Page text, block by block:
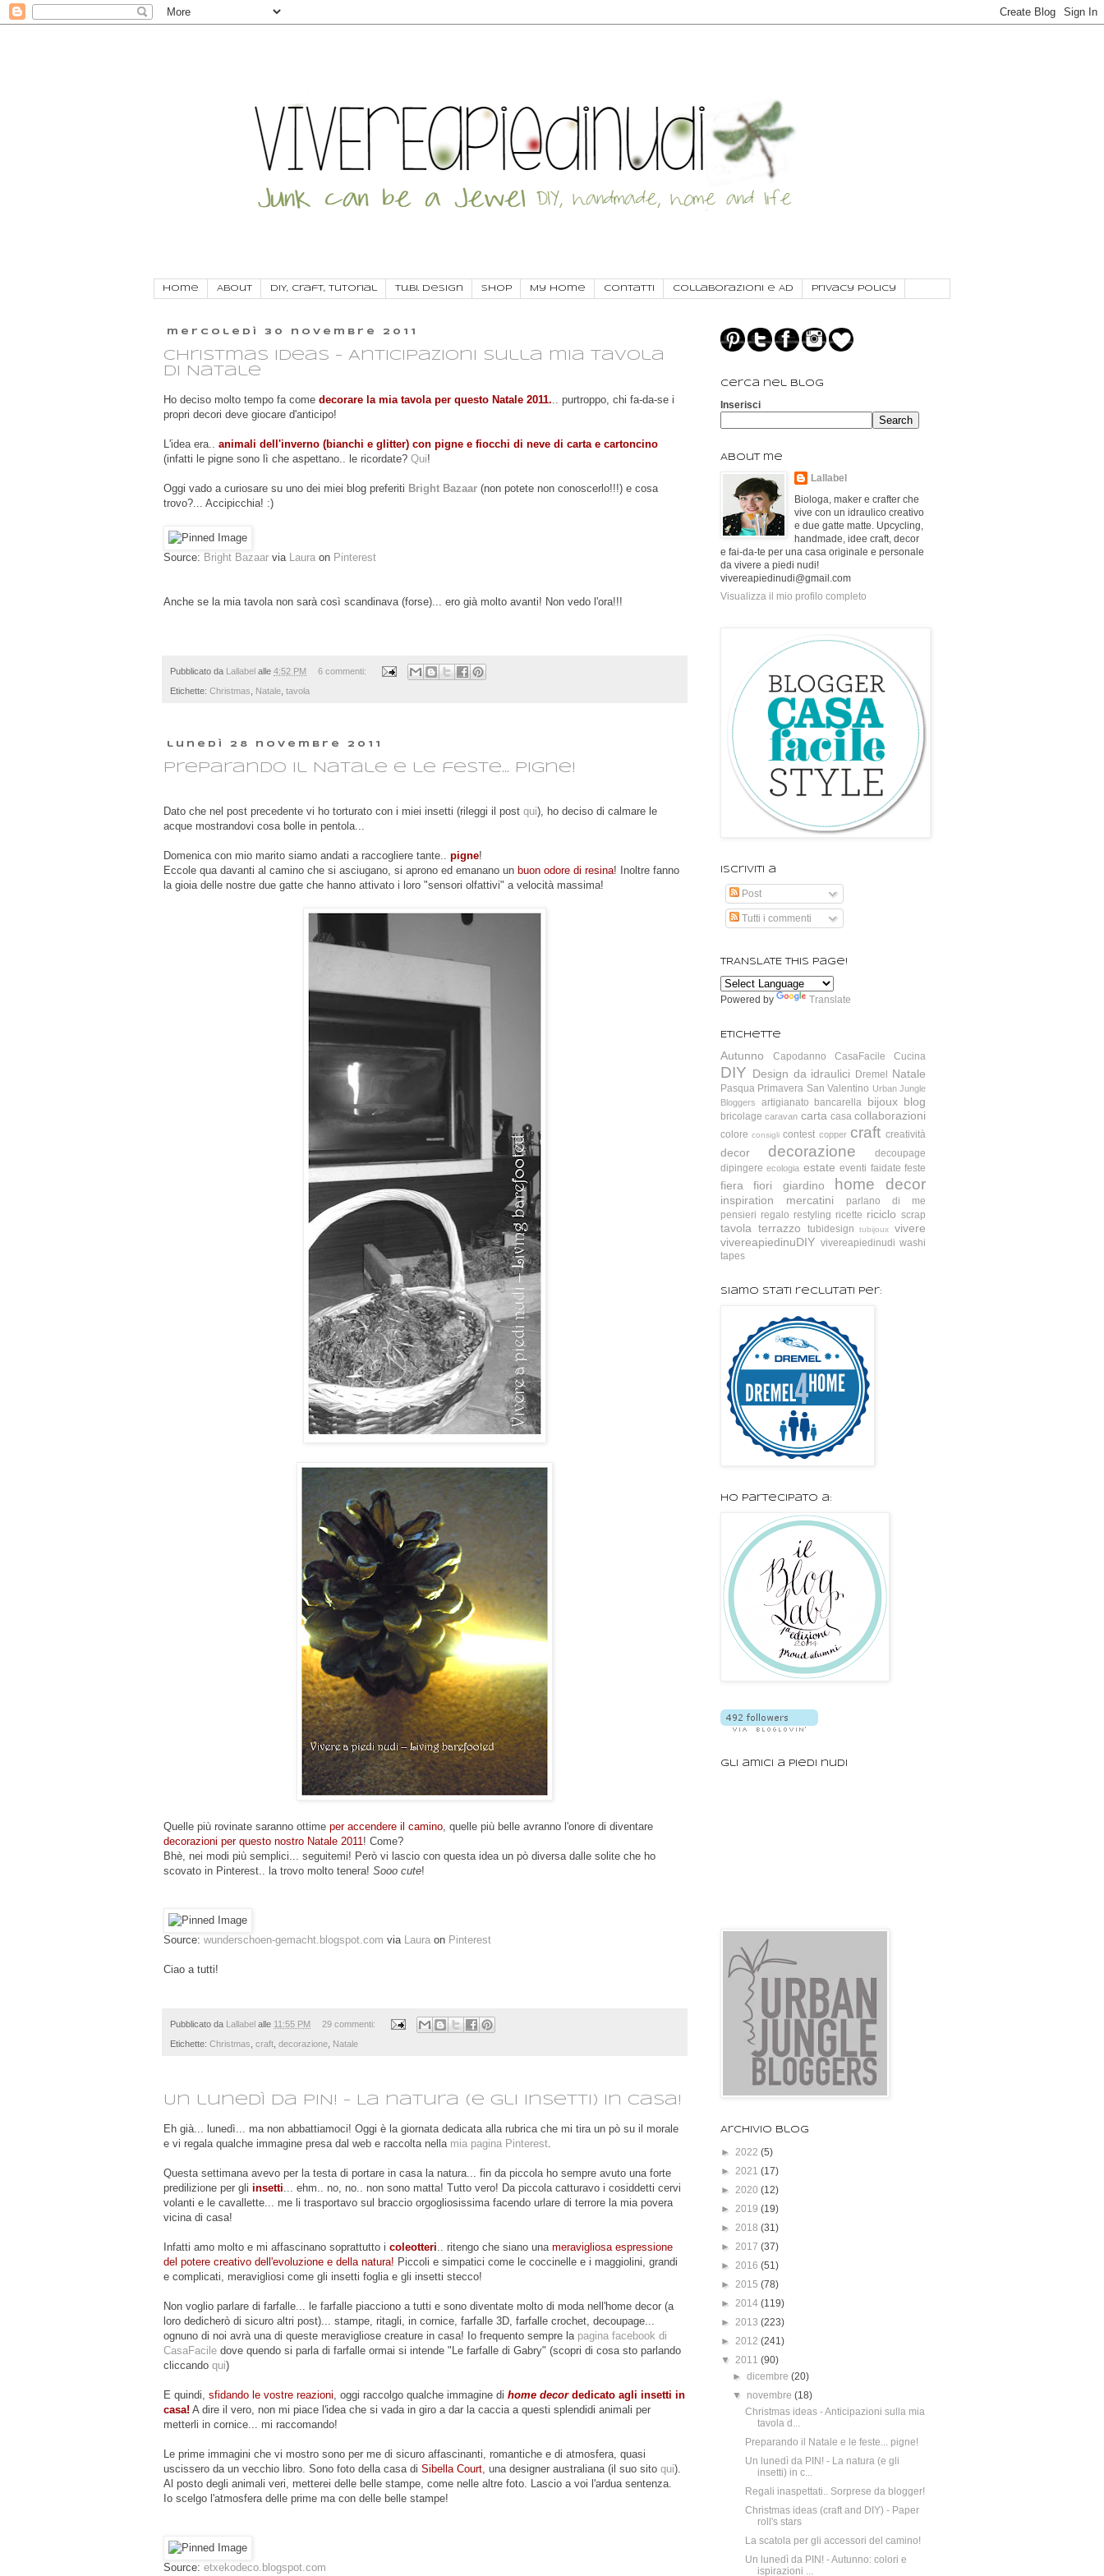
Home About DIY, craft, tutorial Tu.Bi. Design SHOP My Home Contatti Collaborazioni e AD Privacy Policy
mercoledì 30 novembre 2011
Christmas ideas - Anticipazioni sulla mia tavola
di Natale
Ho deciso molto tempo fa come decorare la mia tavola per questo Natale 2011. .. purtroppo, chi fa-da-se i
propri decori deve giocare d'anticipo!
L'idea era.. animali dell'inverno (bianchi e glitter) con pigne e fiocchi di neve di carta e cartoncino
(infatti le pigne sono lì che aspettano.. le ricordate? Qui!
Oggi vado a curiosare su uno dei miei blog preferiti Bright Bazaar (non potete non conoscerlo!!!) e cosa
trovo?... Accipicchia! :)
Source: Bright Bazaar via Laura on Pinterest
Anche se la mia tavola non sarà così scandinava (forse)... ero già molto avanti! Non vedo l'ora!!!
Pubblicato da Lallabel alle 4:52 PM 6 commenti:
Etichette: Christmas Natale tavola
lunedì 28 novembre 2011
Preparando il Natale e le feste... pigne!
Dato che nel post precedente vi ho torturato con i miei insetti (rileggi il post qui), ho deciso di calmare le
acque mostrandovi cosa bolle in pentola...
Domenica con mio marito siamo andati a raccogliere tante.. pigne!
Eccole qua davanti al camino che si asciugano, si aprono ed emanano un buon odore di resina! Inoltre fanno
la gioia delle nostre due gatte che hanno attivato i loro "sensori olfattivi" a velocità massima!
Quelle più rovinate saranno ottime per accendere il camino , quelle più belle avranno l'onore di diventare
decorazioni per questo nostro Natale 2011 ! Come?
Bhè, nei modi più semplici... seguitemi! Però vi lascio con questa idea un pò diversa dalle solite che ho
scovato in Pinterest.. la trovo molto tenera! Sooo cute!
Source: wunderschoen-gemacht.blogspot.com via Laura on Pinterest
Ciao a tutti!
Pubblicato da Lallabel alle 11:55 PM 29 commenti:
Etichette: Christmas craft decorazione Natale
Un lunedì da PIN! - La natura (e gli insetti) in casa!
Eh già... lunedì... ma non abbattiamoci! Oggi è la giornata dedicata alla rubrica che mi tira un pò su il morale
e vi regala qualche immagine presa dal web e raccolta nella mia pagina Pinterest.
Questa settimana avevo per la testa di portare in casa la natura... fin da piccola ho sempre avuto una forte
predilizione per gli insetti... ehm.. no, no.. non sono matta! Tutto vero! Da piccola catturavo i cosiddetti cervi
volanti e le cavallette... me li trasportavo sul braccio orgogliosissima facendo urlare di terrore la mia povera
vicina di casa!
Infatti amo molto e mi affascinano soprattutto i coleotteri.. ritengo che siano una meravigliosa espressione
del potere creativo dell'evoluzione e della natura! Piccoli e simpatici come le coccinelle e i maggiolini, grandi
e complicati, meravigliosi come gli insetti foglia e gli insetti stecco!
Non voglio parlare di farfalle... le farfalle piacciono a tutti e sono diventate molto di moda nell'home decor (a
loro dedicherò di sicuro altri post)... stampe, ritagli, in cornice, farfalle 3D, farfalle crochet, decoupage...
ognuno di noi avrà una di queste meravigliose creature in casa! Io frequento sempre la pagina facebook di
CasaFacile dove quendo si parla di farfalle ormai si intende "Le farfalle di Gabry" (scopri di cosa sto parlando
cliccando qui)
E quindi, sfidando le vostre reazioni, oggi raccolgo qualche immagine di home decor dedicato agli insetti in
casa! A dire il vero, non mi piace l'idea che si vada in giro a dar la caccia a questi splendidi animali per
metterli in cornice... mi raccomando!
Le prime immagini che vi mostro sono per me di sicuro affascinanti, romantiche e di atmosfera, quasi
uscissero da un vecchio libro. Sono foto della casa di Sibella Court, una designer australiana (il suo sito qui).
Al posto degli animali veri, metterei delle belle stampe, come nelle altre foto. Lascio a voi l'ardua sentenza.
Io scelgo l'atmosfera delle prime ma con delle belle stampe!
Source: etxekodeco.blogspot.com
Cerca nel blog
Inserisci
About me
Lallabel
Biologa, maker e crafter che
vive con un idraulico creativo
e due gatte matte. Upcycling,
handmade, idee craft, decor
e fai-da-te per una casa originale e personale
da vivere a piedi nudi!
vivereapiedinudi@gmail.com
Visualizza il mio profilo completo
Iscriviti a
Post
Tutti i commenti
TRANSLATE this page!
Powered by Translate
Etichette
Autunno Capodanno CasaFacile Cucina
DIY Design da idraulici Dremel Natale
Pasqua Primavera San Valentino Urban Jungle
Bloggers
artigianato bancarella bijoux blog
bricolage caravan carta casa collaborazioni
colore consigli contest copper craft creatività
decor decorazione
decoupage
dipingere ecologia estate eventi faidate feste
fiera fiori giardino home decor
inspiration mercatini
parlano di me
pensieri regalo restyling ricette riciclo scrap
tavola terrazzo tubidesign tubijoux
vivere
vivereapiedinuDIY vivereapiedinudi washi
tapes
Siamo stati reclutati per:
Ho partecipato a:
Gli amici a piedi nudi
Archivio blog
► 2022 (5)
► 2021 (17)
► 2020 (12)
► 2019 (19)
► 2018 (31)
► 2017 (37)
► 2016 (51)
► 2015 (78)
► 2014 (119)
► 2013 (223)
► 2012 (241)
▼ 2011 (90)
►dicembre(20)
▼ novembre(18)
Christmas ideas - Anticipazioni sulla mia
tavola d...
Preparando il Natale e le feste... pigne!
Un lunedì da PIN! - La natura (e gli
insetti) in c...
Regali inaspettati.. Sorprese da blogger!
Christmas ideas (craft and DIY) - Paper
roll's stars
La scatola per gli accessori del camino!
Un lunedì da PIN! - Autunno: colori e
ispirazioni ...